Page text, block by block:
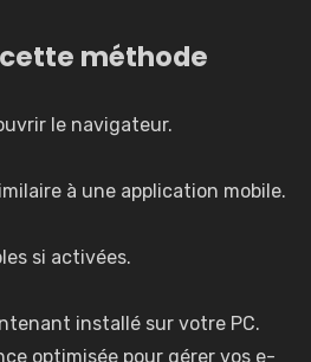
méthode
le navigateur.
à une application mobile.
si activées.
installé sur votre PC.
optimisée pour gérer vos e-